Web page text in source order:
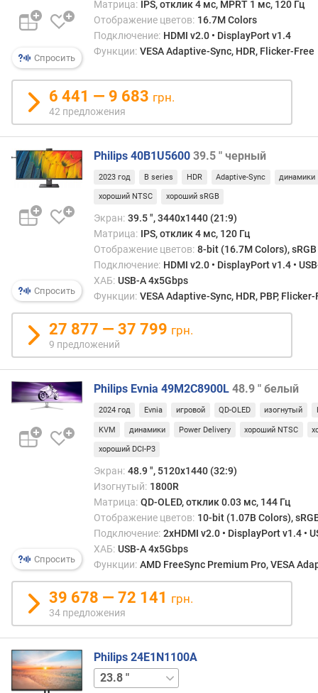
р
е
я
к
и
к
а
(
P
R
с
)
с
т
а
т
и
е
с
р
а
с
т
н
о
с
т
ь
Спросить
Матрица: IPS, отклик 4 мс, MPRT 1 мс, 120 Гц
Отображение цветов: 16.7M Colors
Подключение: HDMI v2.0 • DisplayPort v1.4
Функции: VESA Adaptive-Sync, HDR, Flicker-Free
6 441 — 9 683 грн.
42 предложения
Спросить
Philips 40B1U5600 39.5 " черный
2023 год B series HDR Adaptive-Sync динамики
хороший NTSC хороший sRGB
Экран: 39.5 ", 3440x1440 (21:9)
Матрица: IPS, отклик 4 мс, 120 Гц
Отображение цветов: 8-bit (16.7M Colors), sRGB
Подключение: HDMI v2.0 • DisplayPort v1.4 •
ХАБ: USB-A 4x5Gbps
Функции: VESA Adaptive-Sync, HDR, PBP, Flicker-
27 877 — 37 799 грн.
9 предложений
Спросить
Philips Evnia 49M2C8900L 48.9 " белый
2024 год Evnia игровой QD-OLED изогнутый
KVM динамики Power Delivery хороший NTSC
хороший DCI-P3
Экран: 48.9 ", 5120x1440 (32:9)
Изогнутый: 1800R
Матрица: QD-OLED, отклик 0.03 мс, 144 Гц
Отображение цветов: 10-bit (1.07B Colors),
Подключение: 2xHDMI v2.0 • DisplayPort v1.4 •
ХАБ: USB-A 4x5Gbps
Функции: AMD FreeSync Premium Pro, VESA
39 678 — 72 141 грн.
34 предложения
Philips 24E1N1100A
27 "